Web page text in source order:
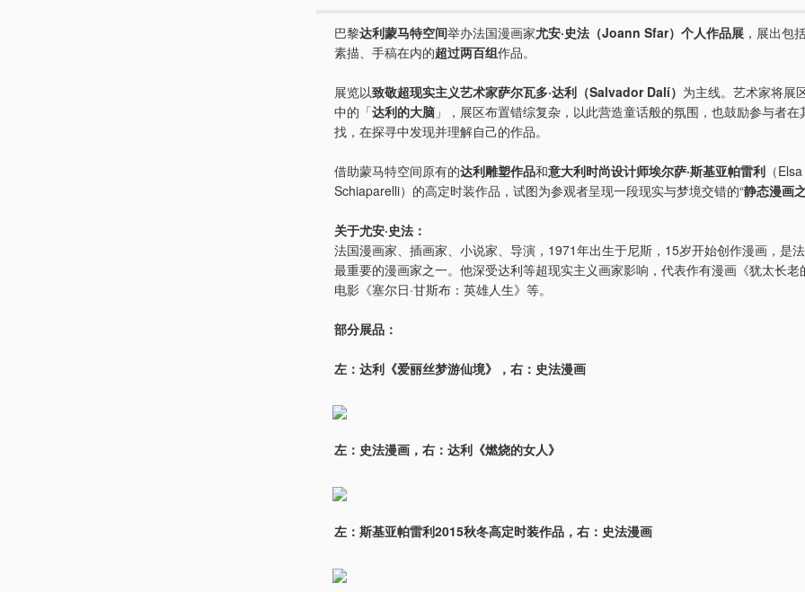
巴黎达利蒙马特空间举办法国漫画家尤安·史法（Joann Sfar）个人作品展 ，展出包
素描、手稿在内的超过两百组作品。
展览以致敬超现实主义艺术家萨尔瓦多·达利（Salvador Dalí） 为主线。艺术家将展
中的「达利的大脑 」，展区布置错综复杂，以此营造童话般的氛围，也鼓励参与者在
找，在探寻中发现并理解自己的作品。
借助蒙马特空间原有的达利雕塑作品和意大利时尚设计师埃尔萨·斯基亚帕雷利 （Elsa
Schiaparelli）的高定时装作品，试图为参观者呈现一段现实与梦境交错的“静态漫画
关于尤安·史法：
法国漫画家、插画家、小说家、导演，1971年出生于尼斯，15岁开始创作漫画，是
最重要的漫画家之一。他深受达利等超现实主义画家影响，代表作有漫画《犹太长老
电影《塞尔日·甘斯布：英雄人生》等。
部分展品：
左：达利《爱丽丝梦游仙境》，右：史法漫画
左：史法漫画，右：达利《燃烧的女人》
左：斯基亚帕雷利2015秋冬高定时装作品，右：史法漫画